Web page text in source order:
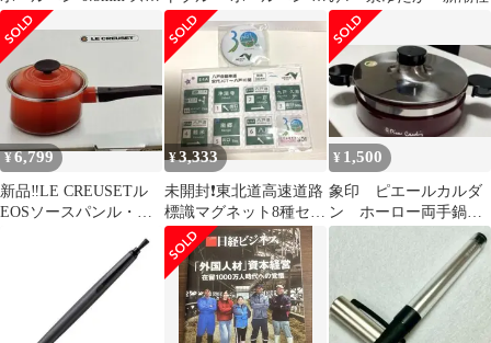
ム BC-ZL2EC79
ーム BJ-ZL1EC44
¥6,799
新品‼︎LE CREUSETル
EOSソースパンル・ク
¥3,333
未開封❗️東北道高速道路
標識マグネット8種セッ
ト。缶バッチ！開通30
周年❗️八戸レア
¥ 1,500
象印 ピエールカルダ
ン ホーロー両手鍋
キャセロール浅型